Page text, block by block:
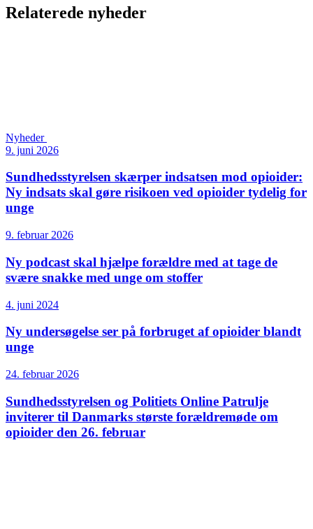
Relaterede nyheder
Nyheder
9. juni 2026
Sundhedsstyrelsen skærper indsatsen mod opioider:
Ny indsats skal gøre risikoen ved opioider tydelig for
unge
9. februar 2026
Ny podcast skal hjælpe forældre med at tage de
svære snakke med unge om stoffer
4. juni 2024
Ny undersøgelse ser på forbruget af opioider blandt
unge
24. februar 2026
Sundhedsstyrelsen og Politiets Online Patrulje
inviterer til Danmarks største forældremøde om
opioider den 26. februar